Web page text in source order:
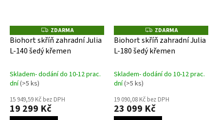
Z
D
A
R
ZDARMA
Biohort skříň zahradní Julia
L-140 šedý křemen
Skladem- dodání do 10-12 prac.
dní(>5 ks)
15 949,59 Kč bez DPH
19 299 Kč
Z
D
A
R
ZDARMA
Biohort skříň zahradní Julia
L-180 šedý křemen
Skladem- dodání do 10-12 prac.
dní(>5 ks)
19 090,08 Kč bez DPH
23 099 Kč